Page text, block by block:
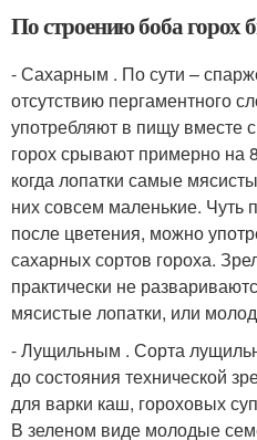
По строению боба горох
- Сахарным . По сути –
отсутствию пергаментного
употребляют в пищу вместе
горох срывают примерно на
когда лопатки самые
них совсем маленькие. Чуть
после цветения, можно
сахарных сортов гороха.
практически не
мясистые лопатки, или
- Лущильным . Сорта
до состояния технической
для варки каш, гороховых
В зеленом виде молодые